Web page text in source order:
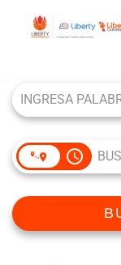
QUIÉNES SOMOS
COMUNIDAD DE
access_time